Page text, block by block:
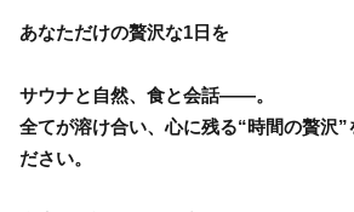
あなただけの贅沢な1日を
サウナと自然、食と会話――。
全てが溶け合い、心に残る“時間の贅沢”
ださい。